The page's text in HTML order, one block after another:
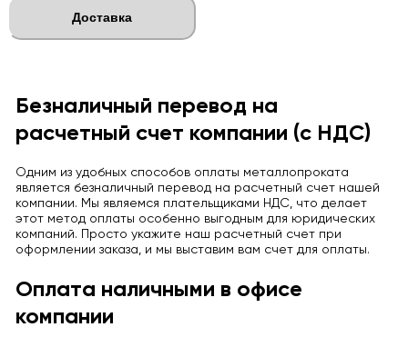
Доставка
Безналичный перевод на
расчетный счет компании (с НДС)
Одним из удобных способов оплаты металлопроката
является безналичный перевод на расчетный счет нашей
компании. Мы являемся плательщиками НДС, что делает
этот метод оплаты особенно выгодным для юридических
компаний. Просто укажите наш расчетный счет при
оформлении заказа, и мы выставим вам счет для оплаты.
Оплата наличными в офисе
компании